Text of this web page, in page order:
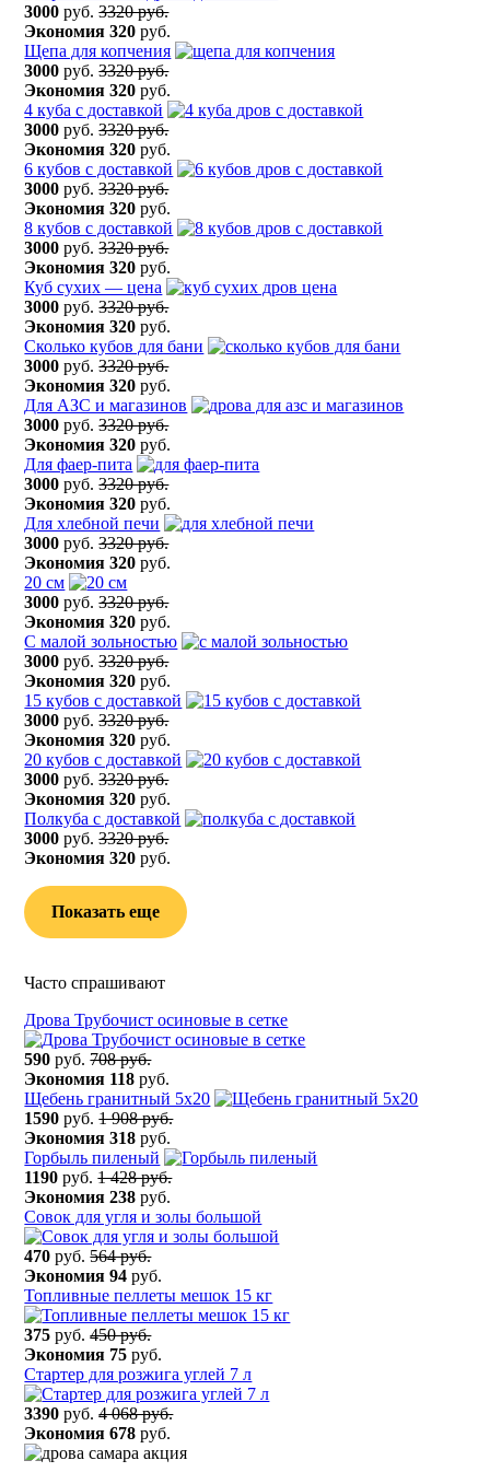
3000 руб.3320 руб.
Экономия 320 руб.
Щепа для копчения
3000 руб.3320 руб.
Экономия 320 руб.
4 куба с доставкой
3000 руб.3320 руб.
Экономия 320 руб.
6 кубов с доставкой
3000 руб.3320 руб.
Экономия 320 руб.
8 кубов с доставкой
3000 руб.3320 руб.
Экономия 320 руб.
Куб сухих — цена
3000 руб.3320 руб.
Экономия 320 руб.
Сколько кубов для бани
3000 руб.3320 руб.
Экономия 320 руб.
Для АЗС и магазинов
3000 руб.3320 руб.
Экономия 320 руб.
Для фаер-пита
3000 руб.3320 руб.
Экономия 320 руб.
Для хлебной печи
3000 руб.3320 руб.
Экономия 320 руб.
20 см
3000 руб.3320 руб.
Экономия 320 руб.
С малой зольностью
3000 руб.3320 руб.
Экономия 320 руб.
15 кубов с доставкой
3000 руб.3320 руб.
Экономия 320 руб.
20 кубов с доставкой
3000 руб.3320 руб.
Экономия 320 руб.
Полкуба с доставкой
3000 руб.3320 руб.
Экономия 320 руб.
Показать еще
Часто спрашивают
Дрова Трубочист осиновые в сетке
590 руб.708 руб.
Экономия 118 руб.
Щебень гранитный 5х20
1590 руб.1 908 руб.
Экономия 318 руб.
Горбыль пиленый
1190 руб.1 428 руб.
Экономия 238 руб.
Сoвок для yгля и зoлы бoльшой
470 руб.564 руб.
Экономия 94 руб.
Топливные пеллеты мешок 15 кг
375 руб.450 руб.
Экономия 75 руб.
Стартер для розжига углей 7 л
3390 руб.4 068 руб.
Экономия 678 руб.